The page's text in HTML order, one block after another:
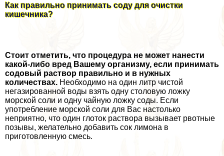
Как правильно принимать соду для очистки
кишечника?
Стоит отметить, что процедypa не может нанести
какой-либо вред Вашему организму, если принимать
содовый раствор правильно и в нужных
количествах. Необходимо на один литр чистой
негазированной воды взять одну столовую ложку
морской соли и одну чайную ложку соды. Если
употрeбление морской соли для Вас настолько
неприятно, что один глоток раствора вызывает рвотные
позывы, желательно добавить сок лимона в
приготовленную смесь.